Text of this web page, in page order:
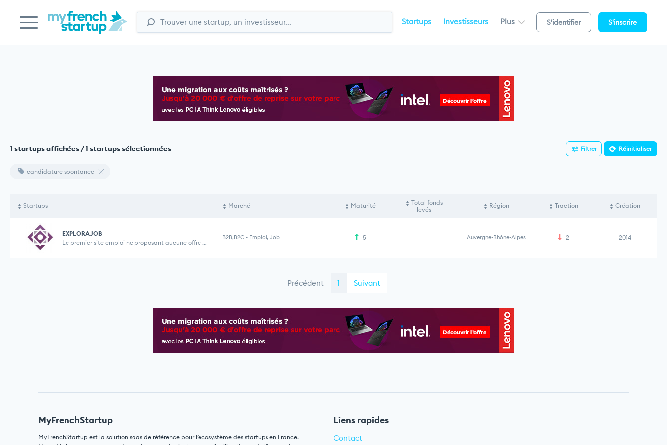
Startups Investisseurs Plus S'identifier S'inscrire
1 startups affichées / 1 startups sélectionnées Filtrer Réinitialiser
candidature spontanee
Startups Marché Maturité
Total fonds
levés
Région Traction Création
EXPLORAJOB
Le premier site emploi ne proposant aucune offre d...
B2B,B2C - Emploi, Job 5 Auvergne-Rhône-Alpes 2 2014
Précédent 1 Suivant
MyFrenchStartup
MyFrenchStartup est la solution saas de référence pour l’écosystème des startups en France.
Liens rapides
Contact